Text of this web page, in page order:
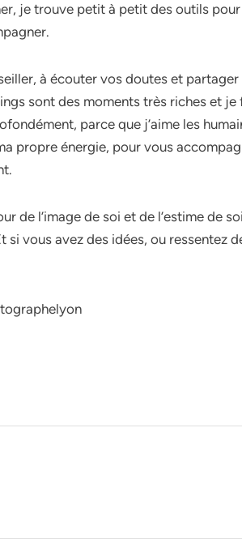
je trouve petit à petit des outils
à écouter vos doutes et partager
sont des moments très riches et je
parce que j’aime les
propre énergie, pour vous
de l’image de soi et de l’estime de
si vous avez des idées, ou ressentez